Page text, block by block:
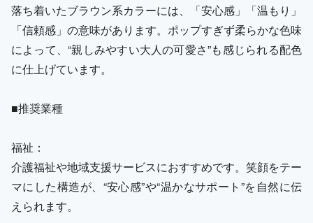
落ち着いたブラウン系カラーには、「安心感」「温もり」
「信頼感」の意味があります。ポップすぎず柔らかな色味
によって、“親しみやすい大人の可愛さ”も感じられる配色
に仕上げています。
■推奨業種
福祉：
介護福祉や地域支援サービスにおすすめです。笑顔をテー
マにした構造が、“安心感”や“温かなサポート”を自然に伝
えられます。